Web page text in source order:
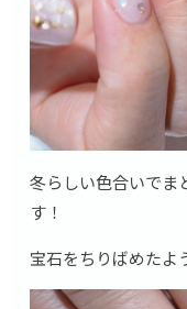
冬らしい色合いでま
す！
宝石をちりばめた